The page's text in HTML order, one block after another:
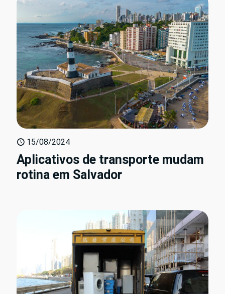
15/08/2024
Aplicativos de transporte mudam
rotina em Salvador